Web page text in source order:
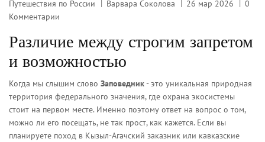
Путешествия по России Варвара Соколова 26 мар 2026
0
Комментарии
Различие между строгим запретом
и возможностью
Когда мы слышим слово Заповедник- это уникальная природная
территория федерального значения, где охрана экосистемы
стоит на первом месте. Именно поэтому ответ на вопрос о том,
можно ли его посещать, не так прост, как кажется. Если вы
планируете поход в Кызыл-Агачский заказник или кавказские